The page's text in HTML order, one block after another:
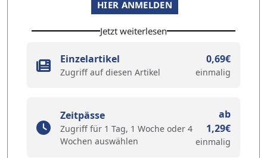
HIER ANMELDEN
Jetzt weiterlesen
Einzelartikel
Zugriff auf diesen Artikel
0,69€
einmalig
Zeitpässe
Zugriff für 1 Tag, 1 Woche oder 4
Wochen auswählen
ab
1,29€
einmalig